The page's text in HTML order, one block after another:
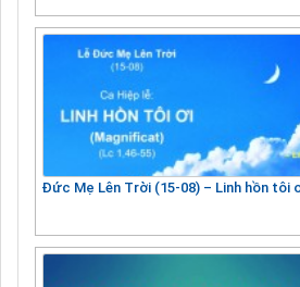
Đức Mẹ Lên Trời (15-08) – Linh hồn tôi